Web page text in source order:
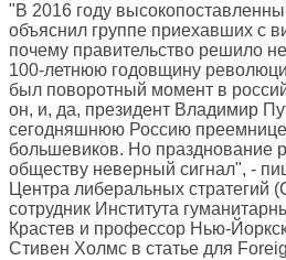
"В 2016 году
объяснил группе приехавших с
почему правительство решило
100-летнюю годовщину
был поворотный момент в
он, и, да, президент Владимир
сегодняшнюю Россию
большевиков. Но празднование
обществу неверный сигнал", -
Центра либеральных стратегий
сотрудник Института
Крастев и профессор Нью-
Стивен Холмс в статье для